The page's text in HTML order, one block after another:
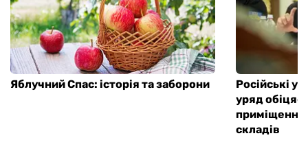
Яблучний Спас: історія та заборони
Російські
уряд обіцяє
складів